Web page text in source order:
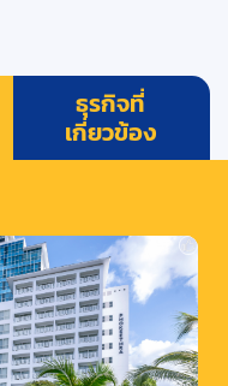
ธุรกิจที่
เกี่ยวข้อง